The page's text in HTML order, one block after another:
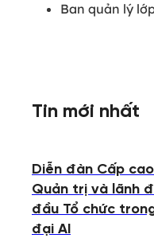
Ban quản lý
Tin mới nhất
Diễn đàn Cấp cao
Quản trị và lãnh
đầu Tổ chức
đại AI